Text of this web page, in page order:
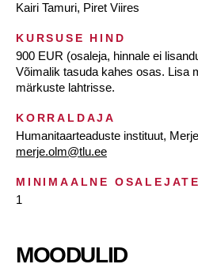
Kairi Tamuri, Piret Viires
KURSUSE HIND
900 EUR (osaleja, hinnale ei
Võimalik tasuda kahes osas. Lisa
märkuste lahtrisse.
KORRALDAJA
Humanitaarteaduste instituut,
merje.olm@tlu.ee
MINIMAALNE
1
MOODULID